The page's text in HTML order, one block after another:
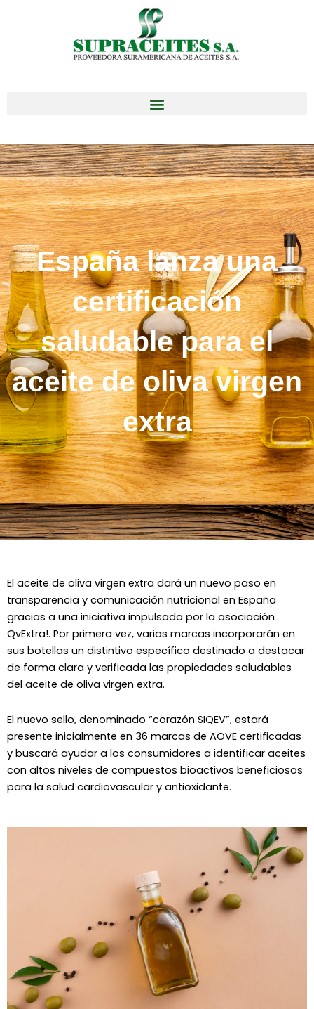
España lanza una
certificación
saludable para el
aceite de oliva virgen
extra
El aceite de oliva virgen extra dará un nuevo paso en
transparencia y comunicación nutricional en España
gracias a una iniciativa impulsada por la asociación
QvExtra!. Por primera vez, varias marcas incorporarán en
sus botellas un distintivo específico destinado a destacar
de forma clara y verificada las propiedades saludables
del aceite de oliva virgen extra.
El nuevo sello, denominado “corazón SIQEV”, estará
presente inicialmente en 36 marcas de AOVE certificadas
y buscará ayudar a los consumidores a identificar aceites
con altos niveles de compuestos bioactivos beneficiosos
para la salud cardiovascular y antioxidante.